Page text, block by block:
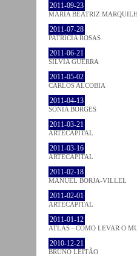
2011-09-23
MARIA BEATRIZ
2011-07-28
PATRÍCIA ROSAS
2011-06-21
SÍLVIA GUERRA
2011-05-02
CARLOS ALCOBIA
2011-04-13
SÓNIA BORGES
2011-03-21
ARTECAPITAL
2011-03-16
ARTECAPITAL
2011-02-18
MANUEL BORJA-VILLEL
2011-02-01
ARTECAPITAL
2011-01-12
ATLAS - COMO LEVAR O
2010-12-21
BRUNO LEITÃO